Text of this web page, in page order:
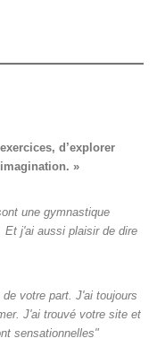
d’explorer
»
une gymnastique
Et j'ai aussi plaisir de dire
votre part. J'ai toujours
J'ai trouvé votre site et
sensationnelles"